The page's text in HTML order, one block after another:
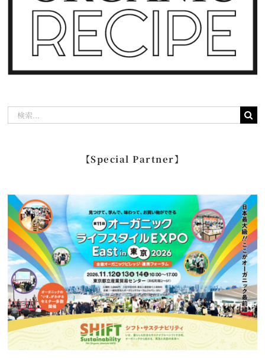
【Special Partner】